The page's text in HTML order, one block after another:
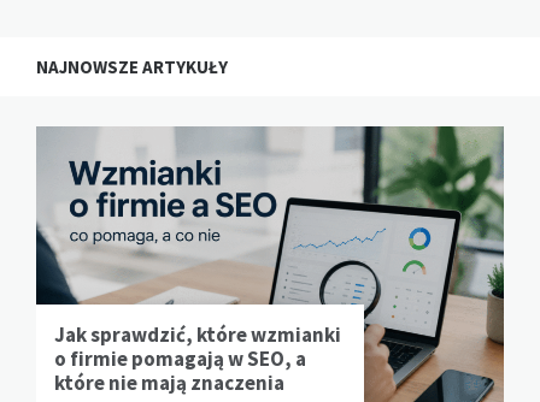
NAJNOWSZE ARTYKUŁY
Jak sprawdzić, które wzmianki
o firmie pomagają w SEO, a
które nie mają znaczenia